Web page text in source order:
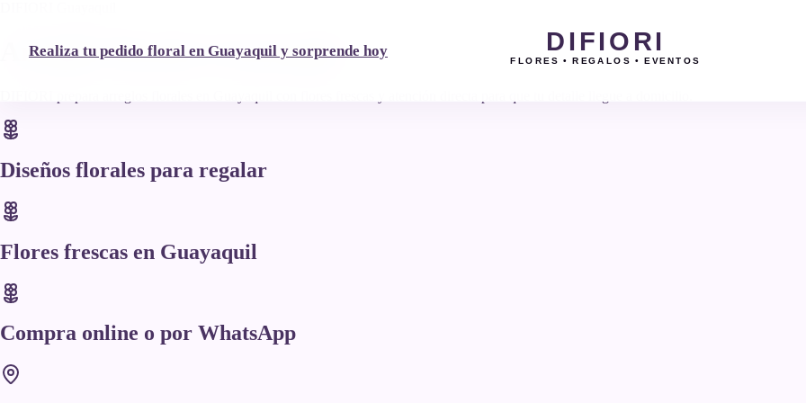
Realiza tu pedido floral en Guayaquil y sorprende hoy DIFIORI
FLORES • REGALOS • EVENTOS
Arreglos florales Guayaquil
Diseños florales para regalar
Flores frescas en Guayaquil
Compra online o por WhatsApp